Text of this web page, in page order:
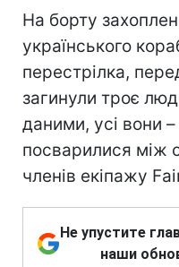
На борту
українського
перестрілка,
загинули троє
даними, усі вони –
посварилися між
членів екіпажу
Не упустите
наши